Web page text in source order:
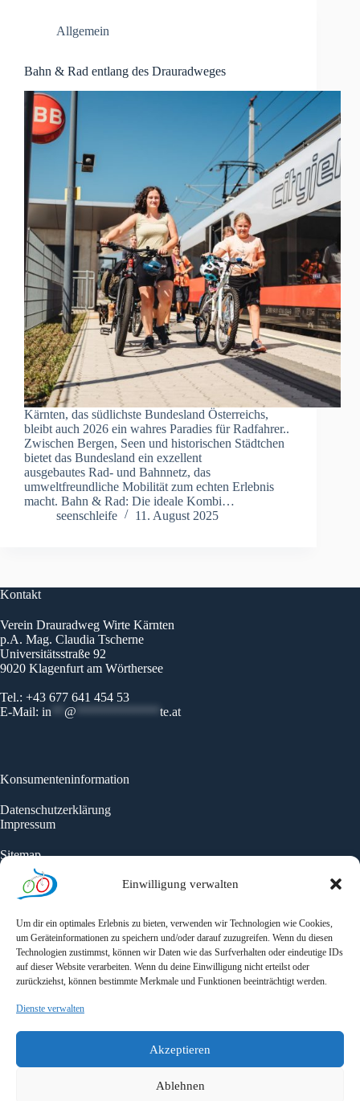
Einwilligung verwalten
Um dir ein optimales Erlebnis zu bieten, verwenden wir Technologien wie Cookies,
um Geräteinformationen zu speichern und/oder darauf zuzugreifen. Wenn du diesen
Technologien zustimmst, können wir Daten wie das Surfverhalten oder eindeutige IDs
auf dieser Website verarbeiten. Wenn du deine Einwilligung nicht erteilst oder
zurückziehst, können bestimmte Merkmale und Funktionen beeinträchtigt werden.
Dienste verwalten
Akzeptieren
Ablehnen
Allgemein
Bahn & Rad entlang des Drauradweges
Kärnten, das südlichste Bundesland Österreichs,
bleibt auch 2026 ein wahres Paradies für Radfahrer..
Zwischen Bergen, Seen und historischen Städtchen
bietet das Bundesland ein exzellent
ausgebautes Rad- und Bahnnetz, das
umweltfreundliche Mobilität zum echten Erlebnis
macht. Bahn & Rad: Die ideale Kombi…
seenschleife
11. August 2025
Kontakt
Verein Drauradweg Wirte Kärnten
p.A. Mag. Claudia Tscherne
Universitätsstraße 92
9020 Klagenfurt am Wörthersee
Tel.: +43 677 641 454 53
E-Mail: in @ te.at
Konsumenteninformation
Datenschutzerklärung
Impressum
Sitemap
Unterkünfte
Karte
Aktuelles
Newsletter
Newsletter - Jetzt anmelden und auf dem Laufenden bleiben!
Zur Anmeldung